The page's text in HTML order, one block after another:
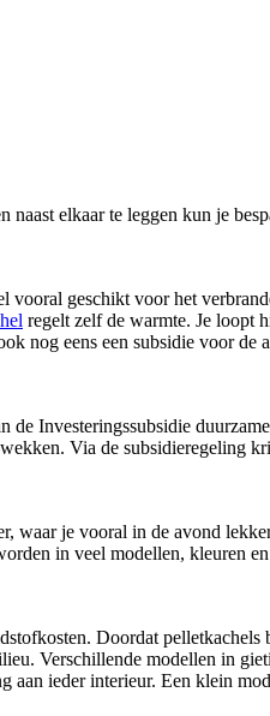
elkaar te leggen kun je
vooral geschikt voor het
regelt zelf de warmte. Je loopt
nog eens een subsidie voor de
de Investeringssubsidie
Via de subsidieregeling
waar je vooral in de avond
in veel modellen, kleuren
Doordat pelletkachels
Verschillende modellen in
aan ieder interieur. Een klein